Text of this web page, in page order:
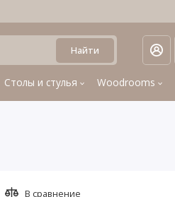
Найти
Столы и стулья Woodrooms
В сравнение